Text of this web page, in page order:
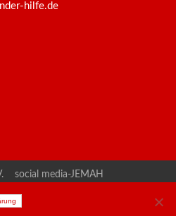
hilfe.de
social media-JEMAH